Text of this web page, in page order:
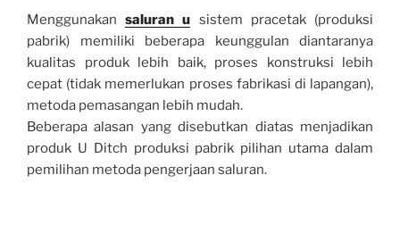
Menggunakansaluran u sistem pracetak (produksi
pabrik) memiliki beberapa keunggulan diantaranya
kualitas produk lebih baik, proses konstruksi lebih
cepat (tidak memerlukan proses fabrikasi di lapangan),
metoda pemasangan lebih mudah.
Beberapa alasan yang disebutkan diatas menjadikan
produk U Ditch produksi pabrik pilihan utama dalam
pemilihan metoda pengerjaan saluran.